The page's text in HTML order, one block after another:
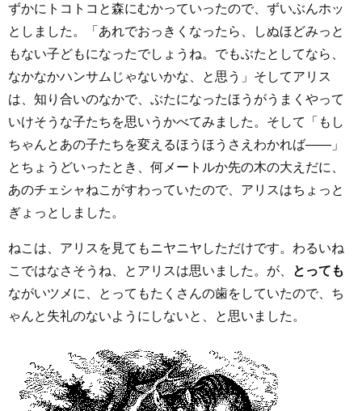
ずかにトコトコと森にむかっていったので、ずいぶんホッ
としました。「あれでおっきくなったら、しぬほどみっと
もない子どもになったでしょうね。でもぶたとしてなら、
なかなかハンサムじゃないかな、と思う」そしてアリス
は、知り合いのなかで、ぶたになったほうがうまくやって
いけそうな子たちを思いうかべてみました。そして「もし
ちゃんとあの子たちを変えるほうほうさえわかれば――」
とちょうどいったとき、何メートルか先の木の大えだに、
あのチェシャねこがすわっていたので、アリスはちょっと
ぎょっとしました。
ねこは、アリスを見てもニヤニヤしただけです。わるいね
こではなさそうね、とアリスは思いました。が、
とっても
ながいツメに、とってもたくさんの歯をしていたので、ち
ゃんと失礼のないようにしないと、と思いました。